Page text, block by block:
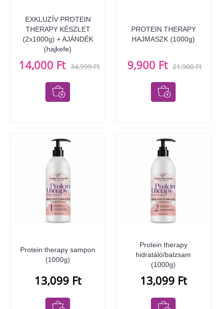
EXKLUZÍV PROTEIN
THERAPY KÉSZLET
(2x1000g) + AJÁNDÉK
(hajkefe)
34,999 Ft
14,000 Ft
PROTEIN THERAPY
HAJMASZK (1000g)
21,900 Ft
9,900 Ft
Protein therapy sampon
(1000g)
13,099 Ft
Protein therapy
hidratáló/balzsam
(1000g)
13,099 Ft